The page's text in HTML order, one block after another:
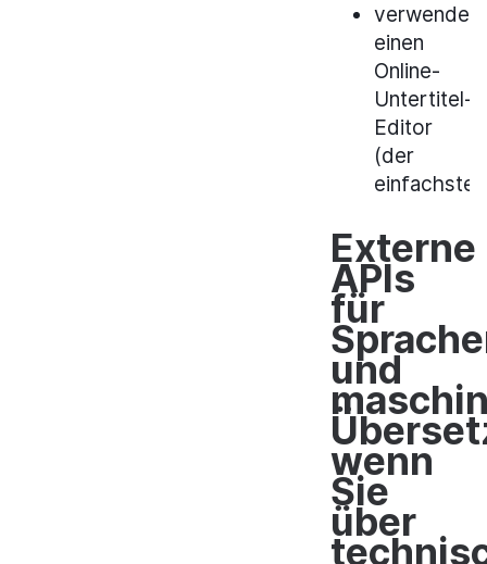
verwende
einen
Online-
Untertitel-
Editor
(der
einfachste)
Externe
APIs
für
und
wenn
Sie
über